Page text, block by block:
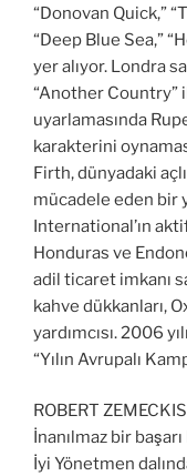
“Donovan Quick,”
“Deep Blue Sea,”
yer alıyor. Londra
“Another Country”
uyarlamasında
karakterini
Firth, dünyadaki
mücadele eden bir
International’ın
Honduras ve
adil ticaret imkanı
kahve dükkanları,
yardımcısı. 2006
“Yılın Avrupalı
ROBERT
İnanılmaz bir
İyi Yönetmen